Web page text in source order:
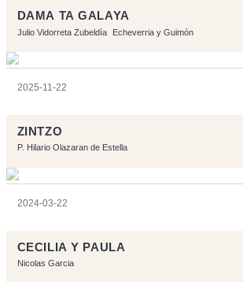
DAMA TA GALAYA
Julio Vidorreta Zubeldía Echeverria y Guimón
2025-11-22
ZINTZO
P. Hilario Olazaran de Estella
2024-03-22
CECILIA Y PAULA
Nicolas Garcia